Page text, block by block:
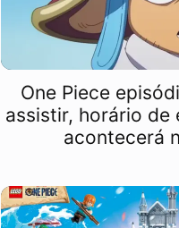
One Piece
assistir, horário de
acontecerá